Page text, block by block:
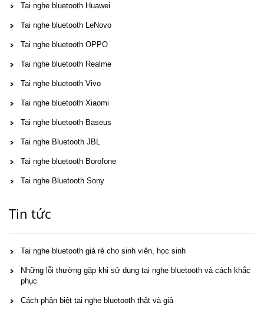
Tai nghe bluetooth Huawei
Tai nghe bluetooth LeNovo
Tai nghe bluetooth OPPO
Tai nghe bluetooth Realme
Tai nghe bluetooth Vivo
Tai nghe bluetooth Xiaomi
Tai nghe bluetooth Baseus
Tai nghe Bluetooth JBL
Tai nghe bluetooth Borofone
Tai nghe Bluetooth Sony
Tin tức
Tai nghe bluetooth giá rẻ cho sinh viên, học sinh
Những lỗi thường gặp khi sử dụng tai nghe bluetooth và cách khắc
phục
Cách phân biệt tai nghe bluetooth thật và giả